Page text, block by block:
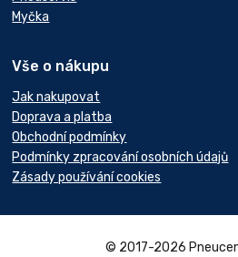
Myčka
Vše o nákupu
Jak nakupovat
Doprava a platba
Obchodní podmínky
Podmínky zpracování osobních údajů
Zásady používání cookies
© 2017-2026